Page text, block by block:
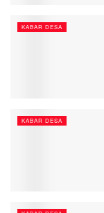
KABAR DESA
KABAR DESA